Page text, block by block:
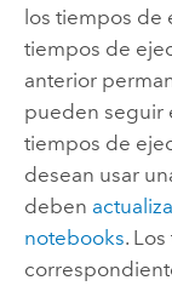
los tiempos
tiempos de
anterior
pueden seguir
tiempos de
desean usar
deben
notebooks.